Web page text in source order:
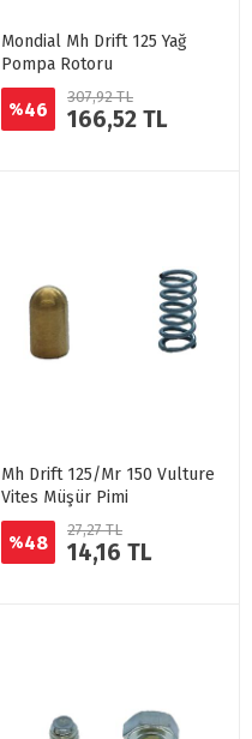
Mondial Mh Drift 125 Yağ
Pompa Rotoru
%46
307,92 TL
166,52 TL
Mh Drift 125/Mr 150 Vulture
Vites Müşür Pimi
%48
27,27 TL
14,16 TL